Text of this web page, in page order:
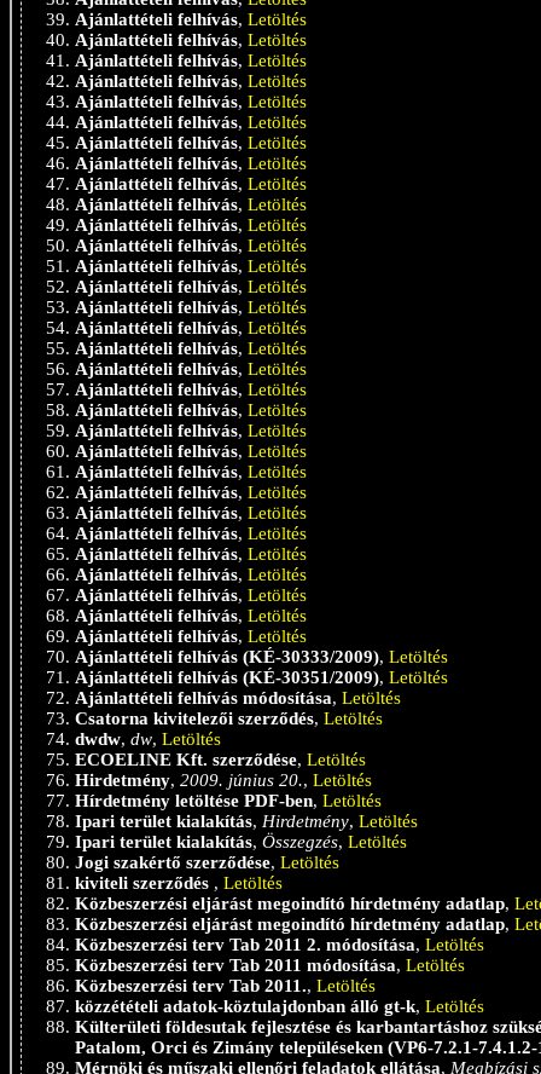
Ajánlattételi felhívás, Letöltés
Ajánlattételi felhívás, Letöltés
Ajánlattételi felhívás, Letöltés
Ajánlattételi felhívás, Letöltés
Ajánlattételi felhívás, Letöltés
Ajánlattételi felhívás, Letöltés
Ajánlattételi felhívás, Letöltés
Ajánlattételi felhívás, Letöltés
Ajánlattételi felhívás, Letöltés
Ajánlattételi felhívás, Letöltés
Ajánlattételi felhívás, Letöltés
Ajánlattételi felhívás, Letöltés
Ajánlattételi felhívás, Letöltés
Ajánlattételi felhívás, Letöltés
Ajánlattételi felhívás, Letöltés
Ajánlattételi felhívás, Letöltés
Ajánlattételi felhívás, Letöltés
Ajánlattételi felhívás, Letöltés
Ajánlattételi felhívás, Letöltés
Ajánlattételi felhívás, Letöltés
Ajánlattételi felhívás, Letöltés
Ajánlattételi felhívás, Letöltés
Ajánlattételi felhívás, Letöltés
Ajánlattételi felhívás, Letöltés
Ajánlattételi felhívás, Letöltés
Ajánlattételi felhívás, Letöltés
Ajánlattételi felhívás, Letöltés
Ajánlattételi felhívás, Letöltés
Ajánlattételi felhívás, Letöltés
Ajánlattételi felhívás, Letöltés
Ajánlattételi felhívás, Letöltés
Ajánlattételi felhívás (KÉ-30333/2009), Letöltés
Ajánlattételi felhívás (KÉ-30351/2009), Letöltés
Ajánlattételi felhívás módosítása, Letöltés
Csatorna kivitelezői szerződés, Letöltés
dwdw, dw, Letöltés
ECOELINE Kft. szerződése, Letöltés
Hirdetmény, 2009. június 20., Letöltés
Hírdetmény letöltése PDF-ben, Letöltés
Ipari terület kialakítás, Hirdetmény, Letöltés
Ipari terület kialakítás, Összegzés, Letöltés
Jogi szakértő szerződése, Letöltés
kiviteli szerződés , Letöltés
Közbeszerzési eljárást megoindító hírdetmény adatlap,
Közbeszerzési eljárást megoindító hírdetmény adatlap,
Közbeszerzési terv Tab 2011 2. módosítása, Letöltés
Közbeszerzési terv Tab 2011 módosítása, Letöltés
Közbeszerzési terv Tab 2011., Letöltés
közzétételi adatok-köztulajdonban álló gt-k, Letöltés
Külterületi földesutak fejlesztése és karbantartáshoz
Patalom, Orci és Zimány településeken (VP6-7.2.1-7.4.1.2-
Mérnöki és műszaki ellenőri feladatok ellátása, Megbízási